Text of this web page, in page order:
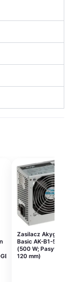
Zasilacz Akyga
Basic AK-B1-500E
(500 W; Pasywne;
120 mm)